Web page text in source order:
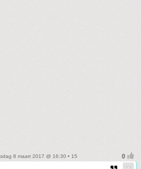
8 maart 2017 @ 16:30 • 15